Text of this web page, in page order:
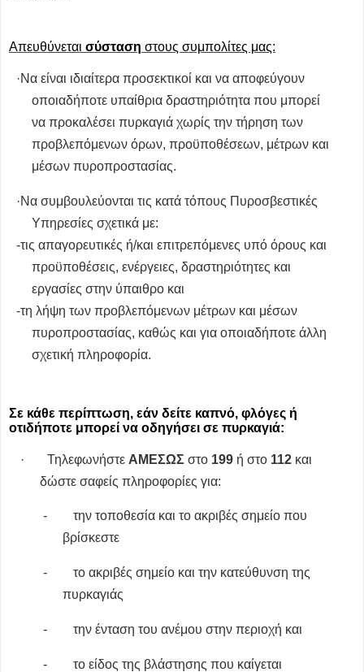
Απευθύνεται σύσταση στους συμπολίτες μας:
·Να είναι ιδιαίτερα προσεκτικοί και να αποφεύγουν
οποιαδήποτε υπαίθρια δραστηριότητα που μπορεί
να προκαλέσει πυρκαγιά χωρίς την τήρηση των
προβλεπόμενων όρων, προϋποθέσεων, μέτρων και
μέσων πυροπροστασίας.
·Να συμβουλεύονται τις κατά τόπους Πυροσβεστικές
Υπηρεσίες σχετικά με:
-τις απαγορευτικές ή/και επιτρεπόμενες υπό όρους και
προϋποθέσεις, ενέργειες, δραστηριότητες και
εργασίες στην ύπαιθρο και
-τη λήψη των προβλεπόμενων μέτρων και μέσων
πυροπροστασίας, καθώς και για οποιαδήποτε άλλη
σχετική πληροφορία.
Σε κάθε περίπτωση, εάν δείτε καπνό, φλόγες ή
οτιδήποτε μπορεί να οδηγήσει σε πυρκαγιά:
· Τηλεφωνήστε ΑΜΕΣΩΣ στο 199ή στο 112και
δώστε σαφείς πληροφορίες για:
-
την τοποθεσία και το ακριβές σημείο που
βρίσκεστε
-
το ακριβές σημείο και την κατεύθυνση της
πυρκαγιάς
- την ένταση του ανέμου στην περιοχή και
- το είδος της βλάστησης που καίγεται